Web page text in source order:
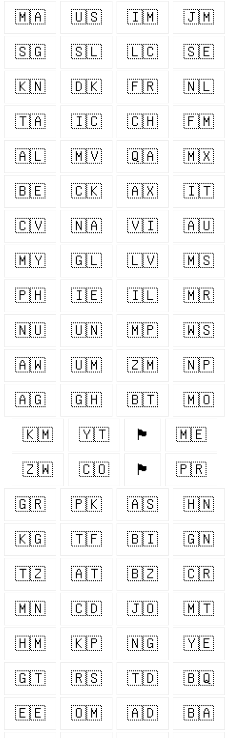
🇲🇦 🇺🇸 🇮🇲 🇯🇲
🇸🇬 🇸🇱 🇱🇨 🇸🇪
🇰🇳 🇩🇰 🇫🇷 🇳🇱
🇹🇦 🇮🇨 🇨🇭 🇫🇲
🇦🇱 🇲🇻 🇶🇦 🇲🇽
🇧🇪 🇨🇰 🇦🇽 🇮🇹
🇨🇻 🇳🇦 🇻🇮 🇦🇺
🇲🇾 🇬🇱 🇱🇻 🇲🇸
🇵🇭 🇮🇪 🇮🇱 🇲🇷
🇳🇺 🇺🇳 🇲🇵 🇼🇸
🇦🇼 🇺🇲 🇿🇲 🇳🇵
🇦🇬 🇬🇭 🇧🇹 🇲🇴
🇰🇲 🇾🇹 🏴󠁧󠁢󠁥󠁮󠁧󠁿 🇲🇪
🇿🇼 🇨🇴 🏴󠁧󠁢󠁳󠁣󠁴󠁿 🇵🇷
🇬🇷 🇵🇰 🇦🇸 🇭🇳
🇰🇬 🇹🇫 🇧🇮 🇬🇳
🇹🇿 🇦🇹 🇧🇿 🇨🇷
🇲🇳 🇨🇩 🇯🇴 🇲🇹
🇭🇲 🇰🇵 🇳🇬 🇾🇪
🇬🇹 🇷🇸 🇹🇩 🇧🇶
🇪🇪 🇴🇲 🇦🇩 🇧🇦